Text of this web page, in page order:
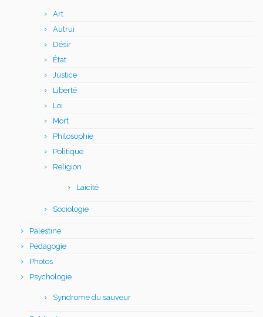
Art
Autrui
Désir
État
Justice
Liberté
Loi
Mort
Philosophie
Politique
Religion
Laïcité
Sociologie
Palestine
Pédagogie
Photos
Psychologie
Syndrome du sauveur